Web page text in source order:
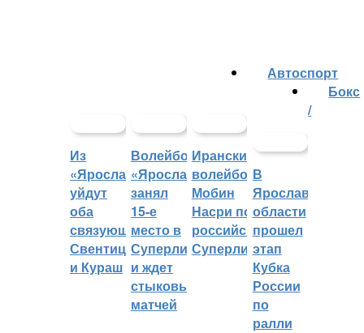
Из
«Ярославича»
уйдут
оба
связующих:
Свентицкис
и Кураш
Волейбольный
«Ярославич»
занял
15-е
место в
Суперлиге
и ждет
стыковых
матчей
Иранский
волейболист
Мобин
Насри покинет
российскую
Суперлигу
Автоспорт
В
Ярославской
области
прошел
этап
Кубка
России
по
ралли
Бокс
/